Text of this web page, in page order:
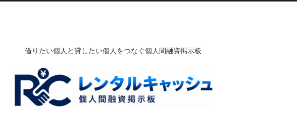
借りたい個人と貸したい個人をつなぐ個人間融資掲示板